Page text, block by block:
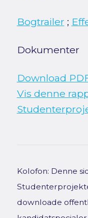
Bogtrailer ;
Dokumenter
Download
Vis denne
Kolofon: Denne
downloade